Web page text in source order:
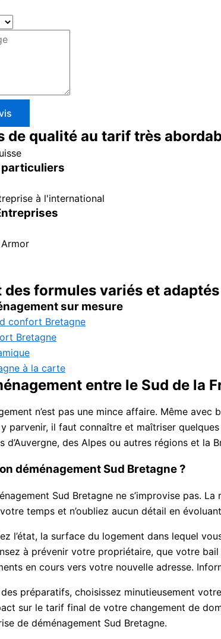
de qualité au tarif très
particuliers
des formules variés et
sur mesure
entre le Sud de la
n’est pas une mince affaire. Même
y parvenir, il faut connaître et maîtriser
d’Auvergne, des Alpes ou autres régions et
déménagement Sud Bretagne ?
Sud Bretagne ne s’improvise pas.
temps et n’oubliez aucun détail en
l’état, la surface du logement dans lequel
à prévenir votre propriétaire, que votre
en cours vers votre nouvelle adresse.
préparatifs, choisissez minutieusement
sur le tarif final de votre changement de
de déménagement Sud Bretagne.